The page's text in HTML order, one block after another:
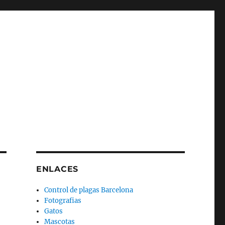
ENLACES
Control de plagas Barcelona
Fotografias
Gatos
Mascotas